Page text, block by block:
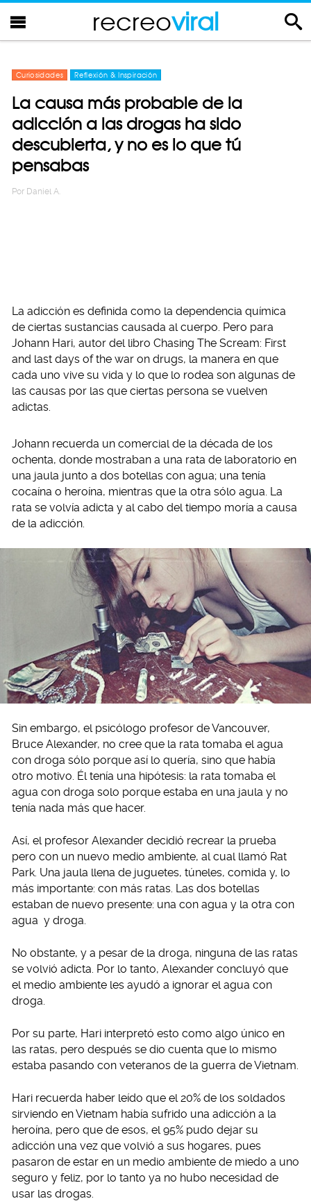
recreoviral
Curiosidades Reflexión & Inspiración
La causa más probable de la
adicción a las drogas ha sido
descubierta, y no es lo que tú
pensabas
Por Daniel A.
La adicción es definida como la dependencia química
de ciertas sustancias causada al cuerpo. Pero para
Johann Hari, autor del libro Chasing The Scream: First
and last days of the war on drugs, la manera en que
cada uno vive su vida y lo que lo rodea son algunas de
las causas por las que ciertas persona se vuelven
adictas.
Johann recuerda un comercial de la década de los
ochenta, donde mostraban a una rata de laboratorio en
una jaula junto a dos botellas con agua; una tenía
cocaína o heroína, mientras que la otra sólo agua. La
rata se volvía adicta y al cabo del tiempo moría a causa
de la adicción.
Sin embargo, el psicólogo profesor de Vancouver,
Bruce Alexander, no cree que la rata tomaba el agua
con droga sólo porque así lo quería, sino que había
otro motivo. Él tenía una hipótesis: la rata tomaba el
agua con droga solo porque estaba en una jaula y no
tenía nada más que hacer.
Así, el profesor Alexander decidió recrear la prueba
pero con un nuevo medio ambiente, al cual llamó Rat
Park. Una jaula llena de juguetes, túneles, comida y, lo
más importante: con más ratas. Las dos botellas
estaban de nuevo presente: una con agua y la otra con
agua y droga.
No obstante, y a pesar de la droga, ninguna de las ratas
se volvió adicta. Por lo tanto, Alexander concluyó que
el medio ambiente les ayudó a ignorar el agua con
droga.
Por su parte, Hari interpretó esto como algo único en
las ratas, pero después se dio cuenta que lo mismo
estaba pasando con veteranos de la guerra de Vietnam.
Hari recuerda haber leído que el 20% de los soldados
sirviendo en Vietnam había sufrido una adicción a la
heroína, pero que de esos, el 95% pudo dejar su
adicción una vez que volvió a sus hogares, pues
pasaron de estar en un medio ambiente de miedo a uno
seguro y feliz, por lo tanto ya no hubo necesidad de
usar las drogas.